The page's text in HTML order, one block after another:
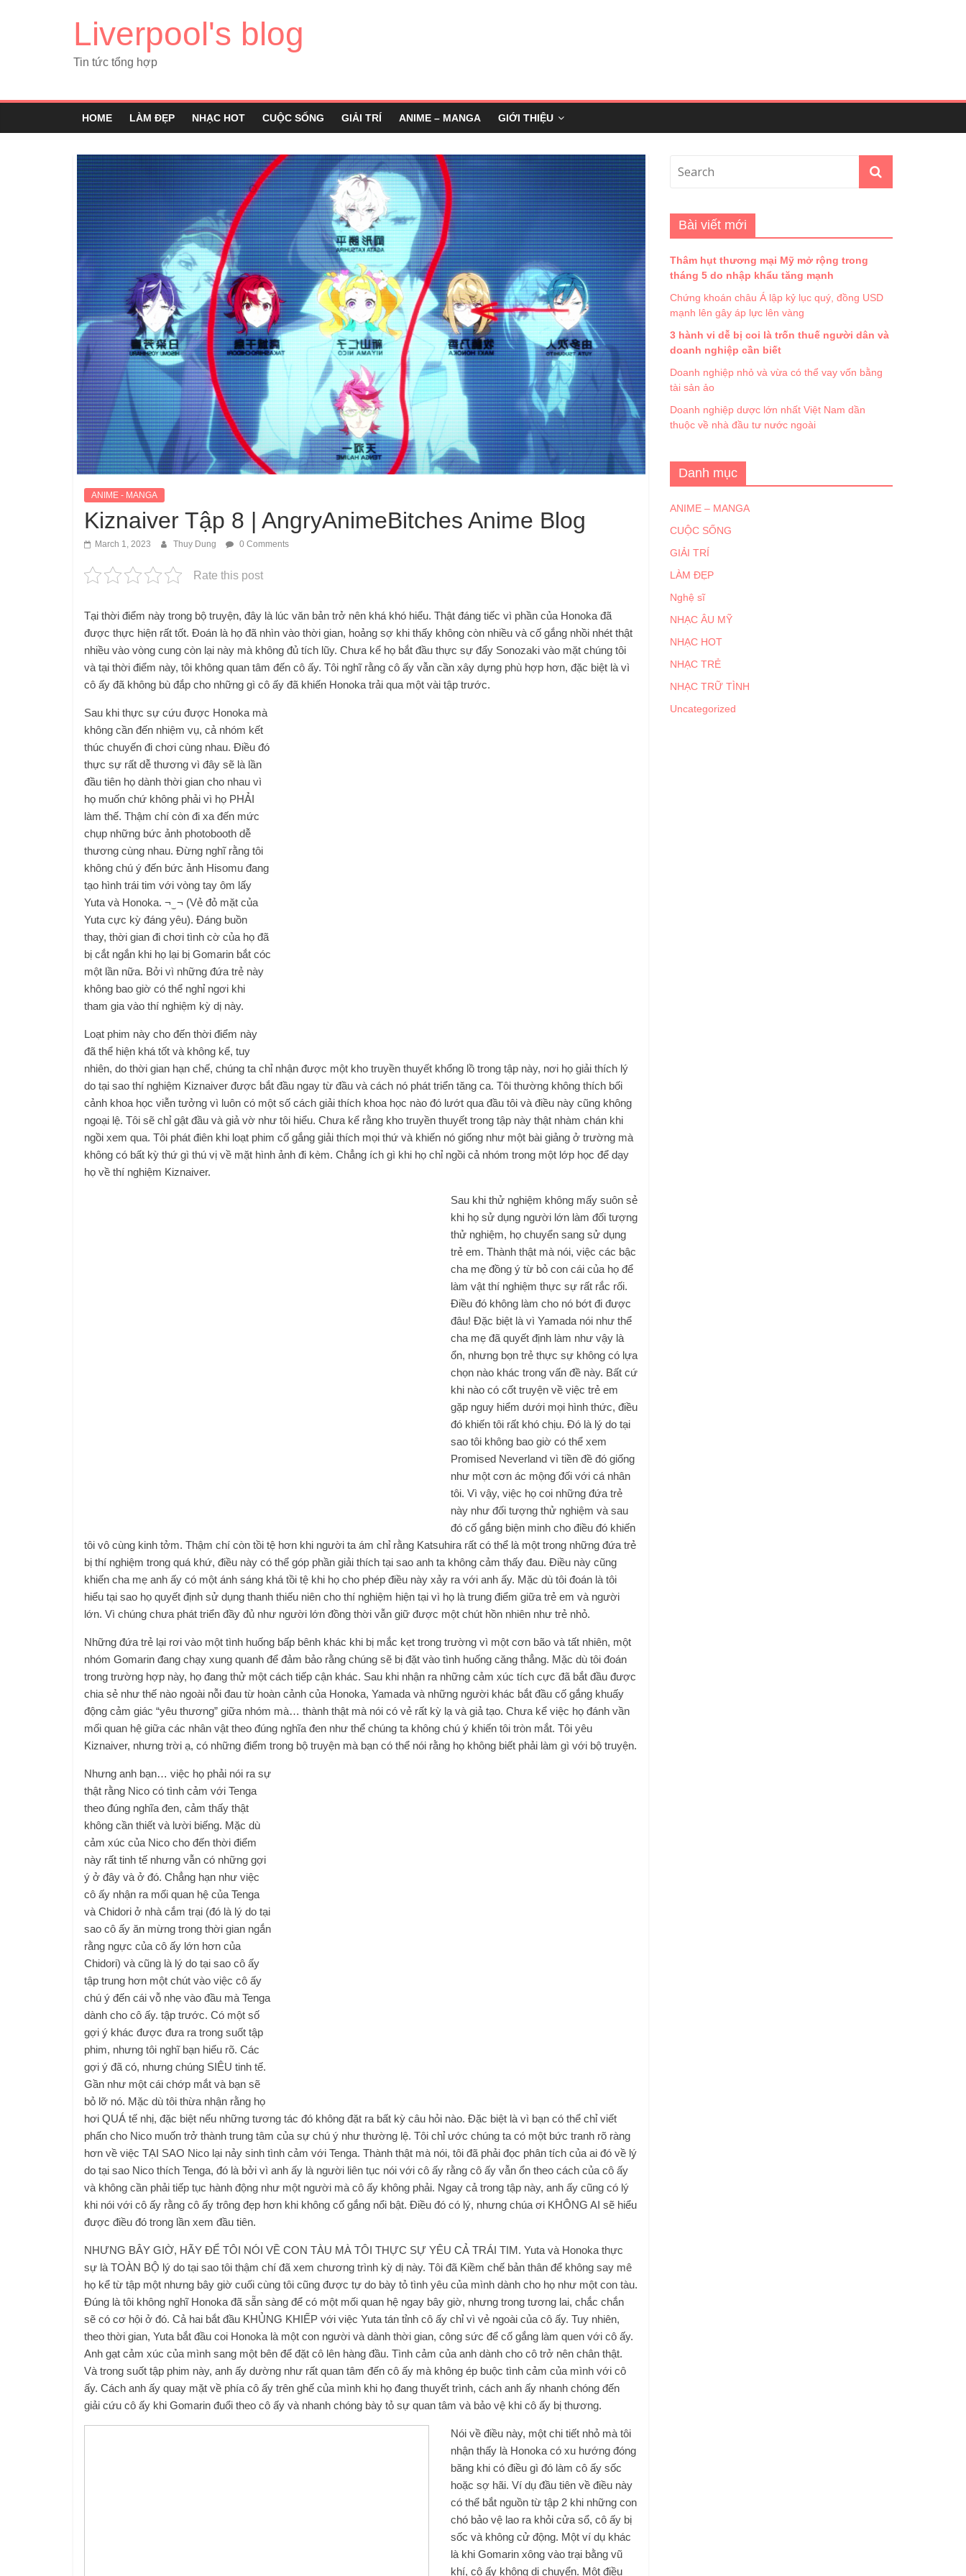
Liverpool's blog
Tin tức tổng hợp
HOME LÀM ĐẸP NHẠC HOT CUỘC SỐNG GIẢI TRÍ ANIME – MANGA GIỚI THIỆU
ANIME - MANGA
Kiznaiver Tập 8 | AngryAnimeBitches Anime Blog
March 1, 2023 Thuy Dung 0 Comments
Rate this post
Tại thời điểm này trong bộ truyện, đây là lúc văn bản trở nên khá khó hiểu. Thật đáng tiếc vì phần của Honoka đã
được thực hiện rất tốt. Đoán là họ đã nhìn vào thời gian, hoảng sợ khi thấy không còn nhiều và cố gắng nhồi nhét thật
nhiều vào vòng cung còn lại này mà không đủ tích lũy. Chưa kể họ bắt đầu thực sự đẩy Sonozaki vào mặt chúng tôi
và tại thời điểm này, tôi không quan tâm đến cô ấy. Tôi nghĩ rằng cô ấy vẫn cần xây dựng phù hợp hơn, đặc biệt là vì
cô ấy đã không bù đắp cho những gì cô ấy đã khiến Honoka trải qua một vài tập trước.
Sau khi thực sự cứu được Honoka mà
không cần đến nhiệm vụ, cả nhóm kết
thúc chuyến đi chơi cùng nhau. Điều đó
thực sự rất dễ thương vì đây sẽ là lần
đầu tiên họ dành thời gian cho nhau vì
họ muốn chứ không phải vì họ PHẢI
làm thế. Thậm chí còn đi xa đến mức
chụp những bức ảnh photobooth dễ
thương cùng nhau. Đừng nghĩ rằng tôi
không chú ý đến bức ảnh Hisomu đang
tạo hình trái tim với vòng tay ôm lấy
Yuta và Honoka. ¬‿¬ (Vẻ đỏ mặt của
Yuta cực kỳ đáng yêu). Đáng buồn
thay, thời gian đi chơi tình cờ của họ đã
bị cắt ngắn khi họ lại bị Gomarin bắt cóc
một lần nữa. Bởi vì những đứa trẻ này
không bao giờ có thể nghỉ ngơi khi
tham gia vào thí nghiệm kỳ dị này.
Loạt phim này cho đến thời điểm này
đã thể hiện khá tốt và không kể, tuy
nhiên, do thời gian hạn chế, chúng ta chỉ nhận được một kho truyền thuyết khổng lồ trong tập này, nơi họ giải thích lý
do tại sao thí nghiệm Kiznaiver được bắt đầu ngay từ đầu và cách nó phát triển tăng ca. Tôi thường không thích bối
cảnh khoa học viễn tưởng vì luôn có một số cách giải thích khoa học nào đó lướt qua đầu tôi và điều này cũng không
ngoại lệ. Tôi sẽ chỉ gật đầu và giả vờ như tôi hiểu. Chưa kể rằng kho truyền thuyết trong tập này thật nhàm chán khi
ngồi xem qua. Tôi phát điên khi loạt phim cố gắng giải thích mọi thứ và khiến nó giống như một bài giảng ở trường mà
không có bất kỳ thứ gì thú vị về mặt hình ảnh đi kèm. Chẳng ích gì khi họ chỉ ngồi cả nhóm trong một lớp học để dạy
họ về thí nghiệm Kiznaiver.
Sau khi thử nghiệm không mấy suôn sẻ
khi họ sử dụng người lớn làm đối tượng
thử nghiệm, họ chuyển sang sử dụng
trẻ em. Thành thật mà nói, việc các bậc
cha mẹ đồng ý từ bỏ con cái của họ để
làm vật thí nghiệm thực sự rất rắc rối.
Điều đó không làm cho nó bớt đi được
đâu! Đặc biệt là vì Yamada nói như thể
cha mẹ đã quyết định làm như vậy là
ổn, nhưng bọn trẻ thực sự không có lựa
chọn nào khác trong vấn đề này. Bất cứ
khi nào có cốt truyện về việc trẻ em
gặp nguy hiểm dưới mọi hình thức, điều
đó khiến tôi rất khó chịu. Đó là lý do tại
sao tôi không bao giờ có thể xem
Promised Neverland vì tiền đề đó giống
như một cơn ác mộng đối với cá nhân
tôi. Vì vậy, việc họ coi những đứa trẻ
này như đối tượng thử nghiệm và sau
đó cố gắng biện minh cho điều đó khiến
tôi vô cùng kinh tởm. Thậm chí còn tồi tệ hơn khi người ta ám chỉ rằng Katsuhira rất có thể là một trong những đứa trẻ
bị thí nghiệm trong quá khứ, điều này có thể góp phần giải thích tại sao anh ta không cảm thấy đau. Điều này cũng
khiến cha mẹ anh ấy có một ánh sáng khá tồi tệ khi họ cho phép điều này xảy ra với anh ấy. Mặc dù tôi đoán là tôi
hiểu tại sao họ quyết định sử dụng thanh thiếu niên cho thí nghiệm hiện tại vì họ là trung điểm giữa trẻ em và người
lớn. Vì chúng chưa phát triển đầy đủ như người lớn đồng thời vẫn giữ được một chút hồn nhiên như trẻ nhỏ.
Những đứa trẻ lại rơi vào một tình huống bấp bênh khác khi bị mắc kẹt trong trường vì một cơn bão và tất nhiên, một
nhóm Gomarin đang chạy xung quanh để đảm bảo rằng chúng sẽ bị đặt vào tình huống căng thẳng. Mặc dù tôi đoán
trong trường hợp này, họ đang thử một cách tiếp cận khác. Sau khi nhận ra những cảm xúc tích cực đã bắt đầu được
chia sẻ như thế nào ngoài nỗi đau từ hoàn cảnh của Honoka, Yamada và những người khác bắt đầu cố gắng khuấy
động cảm giác “yêu thương” giữa nhóm mà… thành thật mà nói có vẻ rất kỳ lạ và giả tạo. Chưa kể việc họ đánh vần
mối quan hệ giữa các nhân vật theo đúng nghĩa đen như thể chúng ta không chú ý khiến tôi tròn mắt. Tôi yêu
Kiznaiver, nhưng trời ạ, có những điểm trong bộ truyện mà bạn có thể nói rằng họ không biết phải làm gì với bộ truyện.
Nhưng anh bạn… việc họ phải nói ra sự
thật rằng Nico có tình cảm với Tenga
theo đúng nghĩa đen, cảm thấy thật
không cần thiết và lười biếng. Mặc dù
cảm xúc của Nico cho đến thời điểm
này rất tinh tế nhưng vẫn có những gợi
ý ở đây và ở đó. Chẳng hạn như việc
cô ấy nhận ra mối quan hệ của Tenga
và Chidori ở nhà cắm trại (đó là lý do tại
sao cô ấy ăn mừng trong thời gian ngắn
rằng ngực của cô ấy lớn hơn của
Chidori) và cũng là lý do tại sao cô ấy
tập trung hơn một chút vào việc cô ấy
chú ý đến cái vỗ nhẹ vào đầu mà Tenga
dành cho cô ấy. tập trước. Có một số
gợi ý khác được đưa ra trong suốt tập
phim, nhưng tôi nghĩ bạn hiểu rõ. Các
gợi ý đã có, nhưng chúng SIÊU tinh tế.
Gần như một cái chớp mắt và bạn sẽ
bỏ lỡ nó. Mặc dù tôi thừa nhận rằng họ
hơi QUÁ tế nhị, đặc biệt nếu những tương tác đó không đặt ra bất kỳ câu hỏi nào. Đặc biệt là vì bạn có thể chỉ viết
phấn cho Nico muốn trở thành trung tâm của sự chú ý như thường lệ. Tôi chỉ ước chúng ta có một bức tranh rõ ràng
hơn về việc TẠI SAO Nico lại nảy sinh tình cảm với Tenga. Thành thật mà nói, tôi đã phải đọc phân tích của ai đó về lý
do tại sao Nico thích Tenga, đó là bởi vì anh ấy là người liên tục nói với cô ấy rằng cô ấy vẫn ổn theo cách của cô ấy
và không cần phải tiếp tục hành động như một người mà cô ấy không phải. Ngay cả trong tập này, anh ấy cũng có lý
khi nói với cô ấy rằng cô ấy trông đẹp hơn khi không cố gắng nổi bật. Điều đó có lý, nhưng chúa ơi KHÔNG AI sẽ hiểu
được điều đó trong lần xem đầu tiên.
NHƯNG BÂY GIỜ, HÃY ĐỂ TÔI NÓI VỀ CON TÀU MÀ TÔI THỰC SỰ YÊU CẢ TRÁI TIM. Yuta và Honoka thực
sự là TOÀN BỘ lý do tại sao tôi thậm chí đã xem chương trình kỳ dị này. Tôi đã Kiềm chế bản thân để không say mê
họ kể từ tập một nhưng bây giờ cuối cùng tôi cũng được tự do bày tỏ tình yêu của mình dành cho họ như một con tàu.
Đúng là tôi không nghĩ Honoka đã sẵn sàng để có một mối quan hệ ngay bây giờ, nhưng trong tương lai, chắc chắn
sẽ có cơ hội ở đó. Cả hai bắt đầu KHỦNG KHIẾP với việc Yuta tán tỉnh cô ấy chỉ vì vẻ ngoài của cô ấy. Tuy nhiên,
theo thời gian, Yuta bắt đầu coi Honoka là một con người và dành thời gian, công sức để cố gắng làm quen với cô ấy.
Anh gạt cảm xúc của mình sang một bên để đặt cô lên hàng đầu. Tình cảm của anh dành cho cô trở nên chân thật.
Và trong suốt tập phim này, anh ấy dường như rất quan tâm đến cô ấy mà không ép buộc tình cảm của mình với cô
ấy. Cách anh ấy quay mặt về phía cô ấy trên ghế của mình khi họ đang thuyết trình, cách anh ấy nhanh chóng đến
giải cứu cô ấy khi Gomarin đuổi theo cô ấy và nhanh chóng bày tỏ sự quan tâm và bảo vệ khi cô ấy bị thương.
Nói về điều này, một chi tiết nhỏ mà tôi
nhận thấy là Honoka có xu hướng đóng
băng khi có điều gì đó làm cô ấy sốc
hoặc sợ hãi. Ví dụ đầu tiên về điều này
có thể bắt nguồn từ tập 2 khi những con
chó bảo vệ lao ra khỏi cửa sổ, cô ấy bị
sốc và không cử động. Một ví dụ khác
là khi Gomarin xông vào trại bằng vũ
khí, cô ấy không di chuyển. Một điều
Bài viết mới
Thâm hụt thương mại Mỹ mở rộng trong
tháng 5 do nhập khẩu tăng mạnh
Chứng khoán châu Á lập kỷ lục quý, đồng USD
mạnh lên gây áp lực lên vàng
3 hành vi dễ bị coi là trốn thuế người dân và
doanh nghiệp cần biết
Doanh nghiệp nhỏ và vừa có thể vay vốn bằng
tài sản ảo
Doanh nghiệp dược lớn nhất Việt Nam dần
thuộc về nhà đầu tư nước ngoài
Danh mục
ANIME – MANGA
CUỘC SỐNG
GIẢI TRÍ
LÀM ĐẸP
Nghệ sĩ
NHẠC ÂU MỸ
NHẠC HOT
NHẠC TRẺ
NHẠC TRỮ TÌNH
Uncategorized